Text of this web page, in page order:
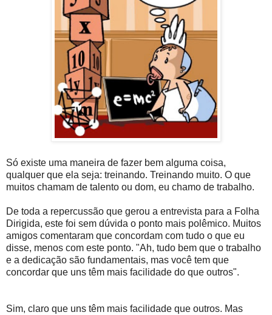
Só existe uma maneira de fazer bem alguma coisa,
qualquer que ela seja: treinando. Treinando muito. O que
muitos chamam de talento ou dom, eu chamo de trabalho.
De toda a repercussão que gerou a entrevista para a Folha
Dirigida, este foi sem dúvida o ponto mais polêmico. Muitos
amigos comentaram que concordam com tudo o que eu
disse, menos com este ponto. "Ah, tudo bem que o trabalho
e a dedicação são fundamentais, mas você tem que
concordar que uns têm mais facilidade do que outros".
Sim, claro que uns têm mais facilidade que outros. Mas